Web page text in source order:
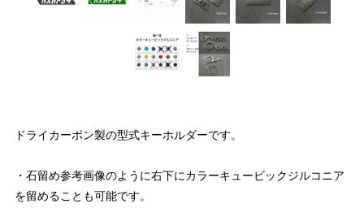
ドライカーボン製の型式キーホルダーです。
・石留め参考画像のように右下にカラーキュービックジルコニア
を留めることも可能です。